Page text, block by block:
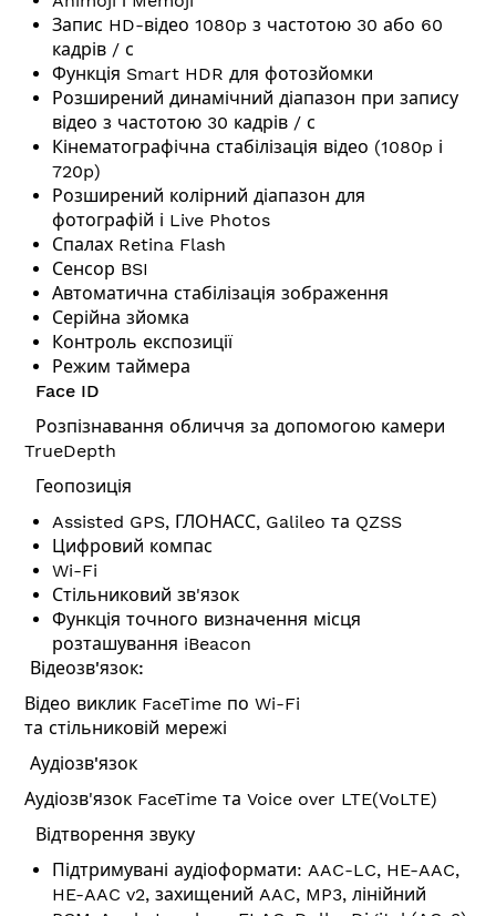
Запис HD-відео 1080p з частотою 30 або 60
кадрів / с
Функція Smart HDR для фотозйомки
Розширений динамічний діапазон при запису
відео з частотою 30 кадрів / с
Кінематографічна стабілізація відео (1080p і
720p)
Розширений колірний діапазон для
фотографій і Live Photos
Спалах Retina Flash
Сенсор BSI
Автоматична стабілізація зображення
Серійна зйомка
Контроль експозиції
Режим таймера
Face ID
Розпізнавання обличчя за допомогою камери
TrueDepth
Геопозиція
Assisted GPS, ГЛОНАСС, Galileo та QZSS
Цифровий компас
Wi-Fi
Стільниковий зв'язок
Функція точного визначення місця
розташування iBeacon
Відеозв'язок:
Відео виклик FaceTime по Wi-Fi
та стільниковій мережі
Аудіозв'язок
Аудіозв'язок FaceTime та Voice over LTE(VoLTE)
Відтворення звуку
Підтримувані аудіоформати: AAC-LC, HE-AAC,
HE-AAC v2, захищений AAC, MP3, лінійний